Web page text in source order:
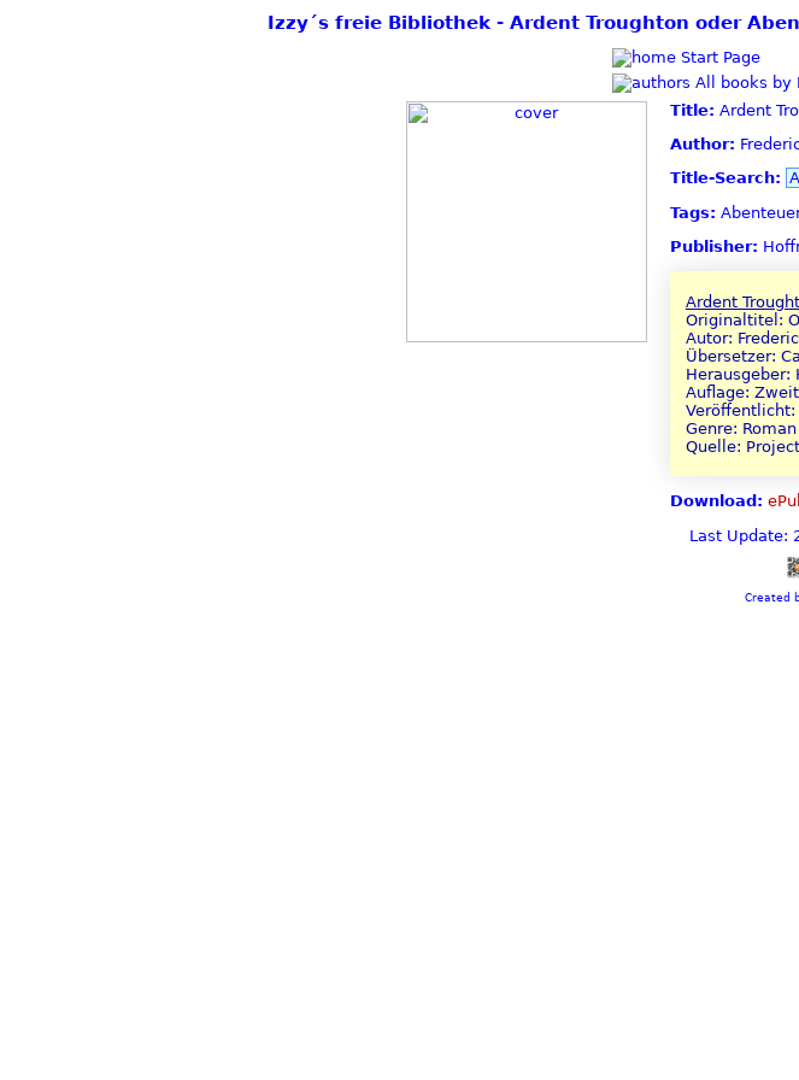
Izzy´s freie Bibliothek - Ardent Troughton oder
Start Page
All books by
Title: Ardent
Author:
Title-Search:
Tags:
Publisher:
Ardent
Originaltitel:
Autor:
Übersetzer:
Herausgeber:
Auflage:
Veröffentlicht:
Genre: Roman
Quelle:
Download:
Last Update:
Created